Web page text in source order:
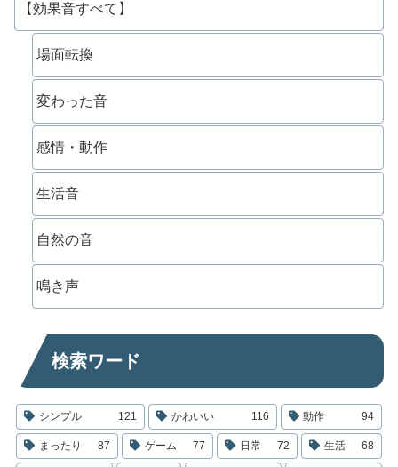
【効果音すべて】
場面転換
変わった音
感情・動作
生活音
自然の音
鳴き声
検索ワード
シンプル 121 かわいい 116 動作 94
まったり 87 ゲーム 77 日常 72 生活 68